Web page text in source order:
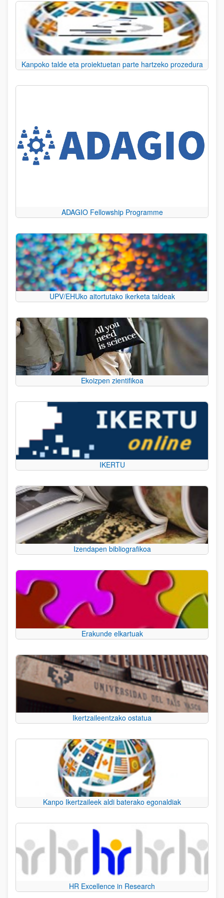
Kanpoko talde eta proiektuetan parte hartzeko prozedura
ADAGIO Fellowship Programme
UPV/EHUko aitortutako ikerketa taldeak
Ekoizpen zientifikoa
IKERTU
Izendapen bibliografikoa
Erakunde elkartuak
Ikertzaileentzako ostatua
Kanpo Ikertzaileek aldi baterako egonaldiak
HR Excellence in Research